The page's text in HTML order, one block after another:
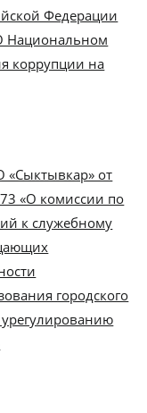
Федерации
Национальном
коррупции на
от
«О комиссии по
к служебному
городского